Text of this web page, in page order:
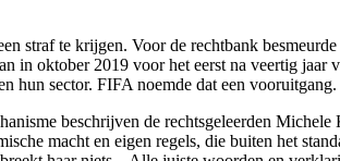
straf te krijgen. Voor de rechtbank
oktober 2019 voor het eerst na veertig jaar
hun sector. FIFA noemde dat een vooruitgang.
beschrijven de rechtsgeleerden Michele
macht en eigen regels, die buiten het